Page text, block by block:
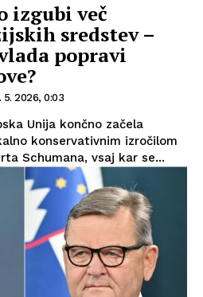
izgubi več
sredstev –
popravi
5. 2026, 0:03
Unija končno začela
konservativnim izročilom
Schumana, vsaj kar se...